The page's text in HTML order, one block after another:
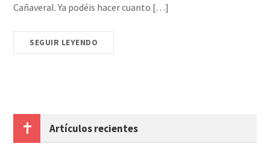
Cañaveral. Ya podéis hacer cuanto […]
SEGUIR LEYENDO
Artículos recientes